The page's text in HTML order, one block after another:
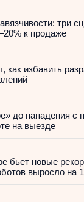
три
к продаже
как избавить
до нападения с
на выезде
бьет новые
выросло на